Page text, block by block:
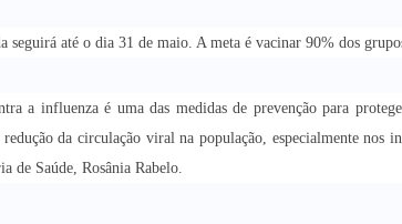
seguirá até o dia 31 de maio. A meta é vacinar 90% dos
a influenza é uma das medidas de prevenção para
da circulação viral na população, especialmente nos
de Saúde, Rosânia Rabelo.